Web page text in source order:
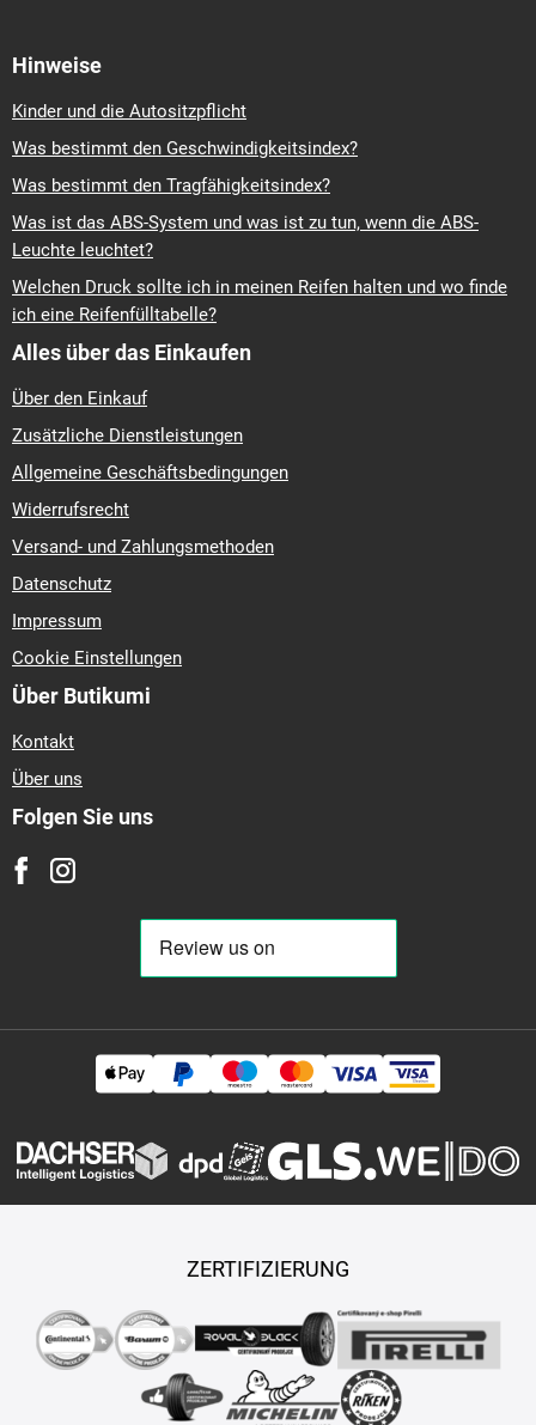
Hinweise
Kinder und die Autositzpflicht
Was bestimmt den Geschwindigkeitsindex?
Was bestimmt den Tragfähigkeitsindex?
Was ist das ABS-System und was ist zu tun, wenn die ABS-
Leuchte leuchtet?
Welchen Druck sollte ich in meinen Reifen halten und wo finde
ich eine Reifenfülltabelle?
Alles über das Einkaufen
Über den Einkauf
Zusätzliche Dienstleistungen
Allgemeine Geschäftsbedingungen
Widerrufsrecht
Versand- und Zahlungsmethoden
Datenschutz
Impressum
Cookie Einstellungen
Über Butikumi
Kontakt
Über uns
Folgen Sie uns
ZERTIFIZIERUNG